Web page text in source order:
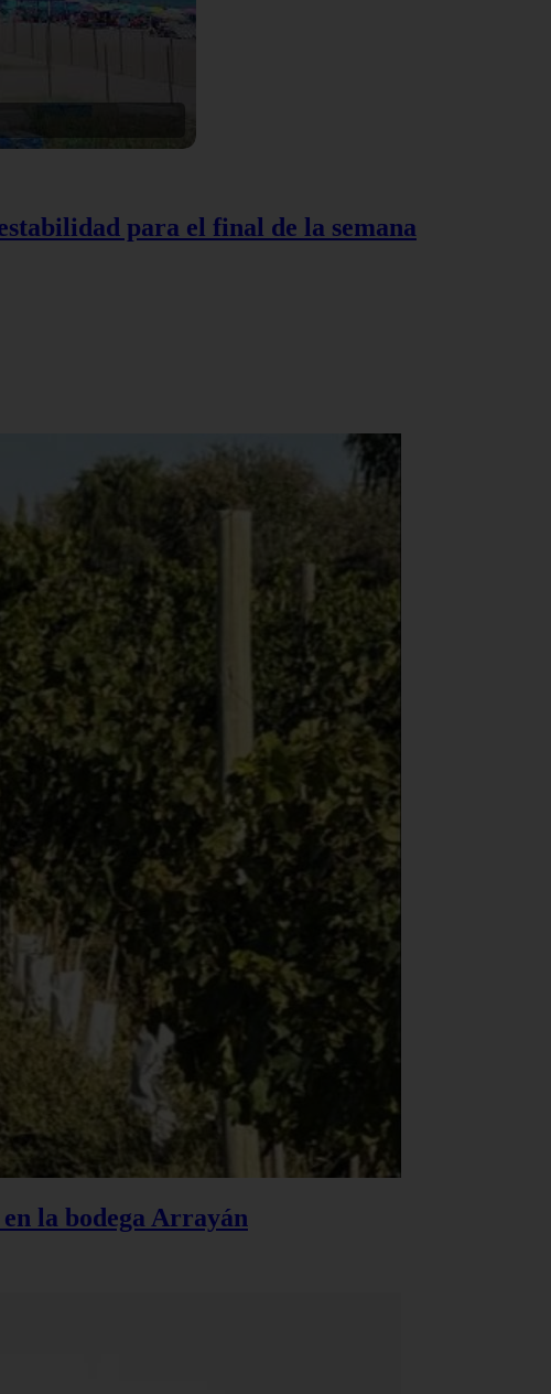
para el final de la semana
la bodega Arrayán